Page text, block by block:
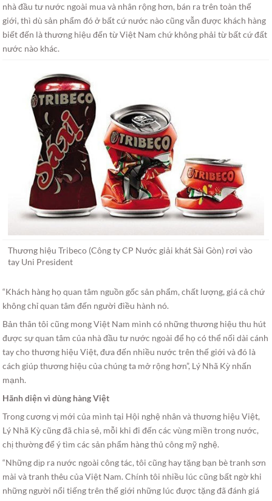
nhà đầu tư nước ngoài mua và nhân rộng hơn, bán ra trên toàn thế
giới, thì dù sản phẩm đó ở bất cứ nước nào cũng vẫn được khách hàng
biết đến là thương hiệu đến từ Việt Nam chứ không phải từ bất cứ đất
nước nào khác.
Thương hiệu Tribeco (Công ty CP Nước giải khát Sài Gòn) rơi vào
tay Uni President
“Khách hàng họ quan tâm nguồn gốc sản phẩm, chất lượng, giá cả chứ
không chỉ quan tâm đến người điều hành nó.
Bản thân tôi cũng mong Việt Nam mình có những thương hiệu thu hút
được sự quan tâm của nhà đầu tư nước ngoài để họ có thể nối dài cánh
tay cho thương hiệu Việt, đưa đến nhiều nước trên thế giới và đó là
cách giúp thương hiệu của chúng ta mở rộng hơn”, Lý Nhã Kỳ nhấn
mạnh.
Hãnh diện vì dùng hàng Việt
Trong cương vị mới của mình tại Hội nghệ nhân và thương hiệu Việt,
Lý Nhã Kỳ cũng đã chia sẻ, mỗi khi đi đến các vùng miền trong nước,
chị thường để ý tìm các sản phẩm hàng thủ công mỹ nghệ.
“Những dịp ra nước ngoài công tác, tôi cũng hay tặng bạn bè tranh sơn
mài và tranh thêu của Việt Nam. Chính tôi nhiều lúc cũng bất ngờ khi
những người nổi tiếng trên thế giới những lúc được tặng đã đánh giá